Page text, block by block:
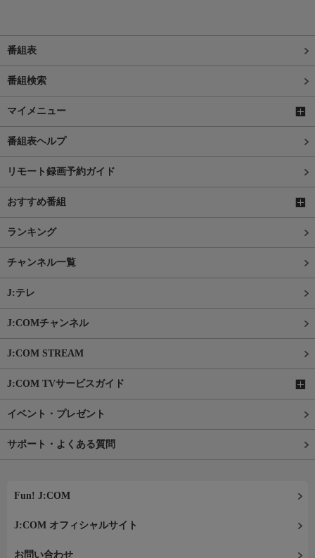
番組表
番組検索
マイメニュー
番組表ヘルプ
リモート録画予約ガイド
おすすめ番組
ランキング
チャンネル一覧
J:テレ
J:COMチャンネル
J:COM STREAM
J:COM TVサービスガイド
イベント・プレゼント
サポート・よくある質問
Fun! J:COM
J:COM オフィシャルサイト
お問い合わせ